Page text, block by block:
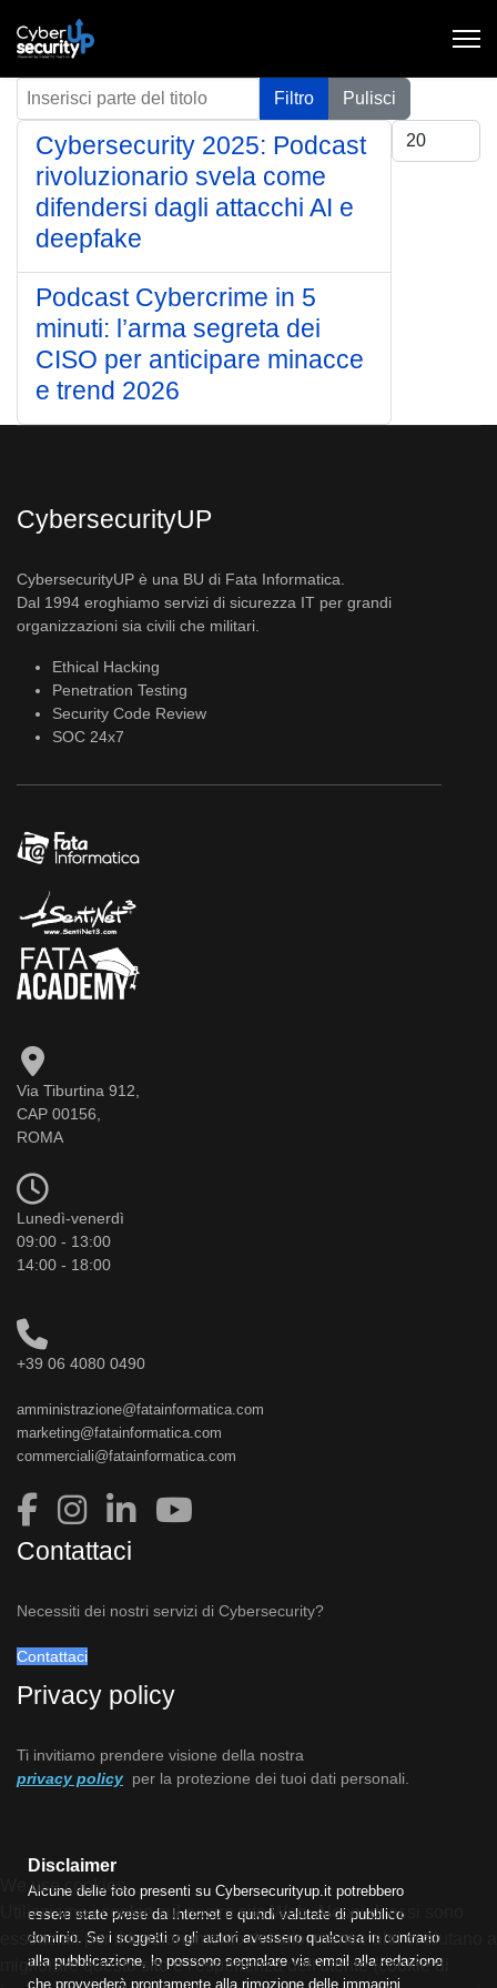
Inserisci parte del titolo Filtro
Pulisci
Visualizza #
Cybersecurity 2025: Podcast
rivoluzionario svela come
difendersi dagli attacchi AI e
deepfake
Podcast Cybercrime in 5
minuti: l’arma segreta dei
CISO per anticipare minacce
e trend 2026
CybersecurityUP
CybersecurityUP è una BU di Fata Informatica.
Dal 1994 eroghiamo servizi di sicurezza IT per grandi
organizzazioni sia civili che militari.
Ethical Hacking
Penetration Testing
Security Code Review
SOC 24x7
Via Tiburtina 912,
CAP 00156,
ROMA
Lunedì-venerdì
09:00 - 13:00
14:00 - 18:00
+39 06 4080 0490
amministrazione@fatainformatica.com
marketing@fatainformatica.com
commerciali@fatainformatica.com
Contattaci
Necessiti dei nostri servizi di Cybersecurity?
Contattaci
Privacy policy
Ti invitiamo prendere visione della nostra
privacy policy per la protezione dei tuoi dati personali.
Disclaimer
Alcune delle foto presenti su Cybersecurityup.it potrebbero
essere state prese da Internet e quindi valutate di pubblico
dominio. Se i soggetti o gli autori avessero qualcosa in contrario
alla pubblicazione, lo possono segnalare via email alla redazione
che provvederà prontamente alla rimozione delle immagini
We use cookies
Utilizziamo i cookie sul nostro sito Web. Alcuni di essi sono
essenziali per il funzionamento del sito, mentre altri ci aiutano a
migliorare questo sito e l'esperienza dell'utente (cookie di